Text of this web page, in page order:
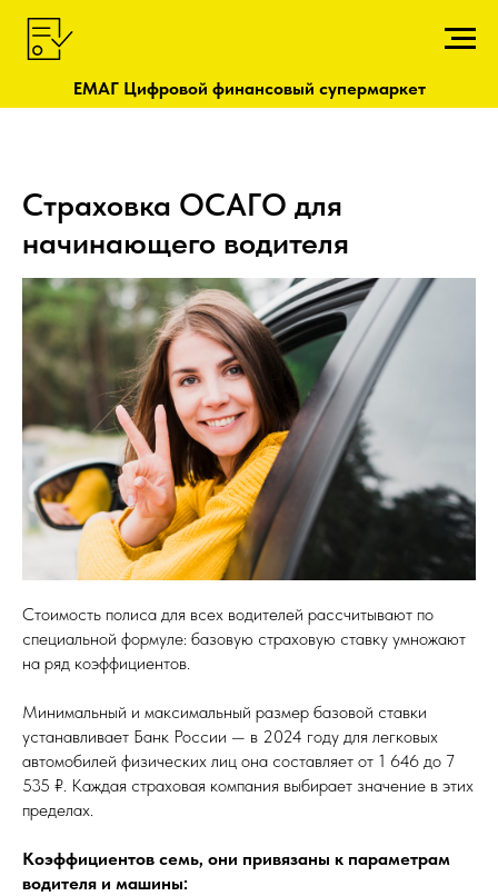
ЕМАГ Цифровой финансовый супермаркет
Страховка ОСАГО для
начинающего водителя
Стоимость полиса для всех водителей рассчитывают по
специальной формуле: базовую страховую ставку умножают
на ряд коэффициентов.
Минимальный и максимальный размер базовой ставки
устанавливает Банк России — в 2024 году для легковых
автомобилей физических лиц она составляет от 1 646 до 7
535 ₽. Каждая страховая компания выбирает значение в этих
пределах.
Коэффициентов семь, они привязаны к параметрам
водителя и машины: